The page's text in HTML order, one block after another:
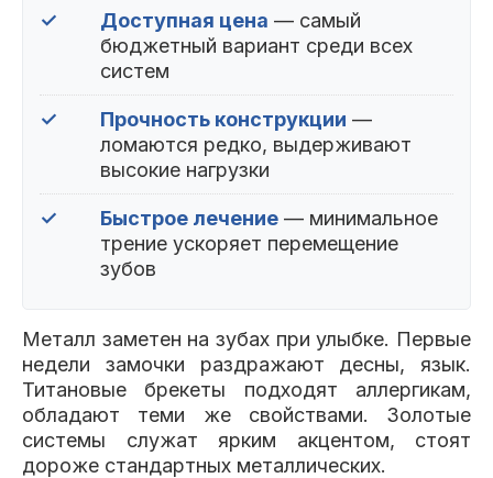
✓ Доступная цена — самый
бюджетный вариант среди всех
систем
✓ Прочность конструкции —
ломаются редко, выдерживают
высокие нагрузки
✓ Быстрое лечение — минимальное
трение ускоряет перемещение
зубов
Металл заметен на зубах при улыбке. Первые
недели замочки раздражают десны, язык.
Титановые брекеты подходят аллергикам,
обладают теми же свойствами. Золотые
системы служат ярким акцентом, стоят
дороже стандартных металлических.